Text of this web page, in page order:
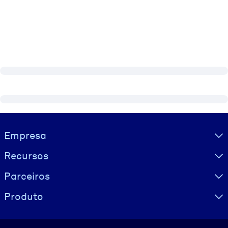
Visually hidden Text
Empresa
Recursos
Parceiros
Produto